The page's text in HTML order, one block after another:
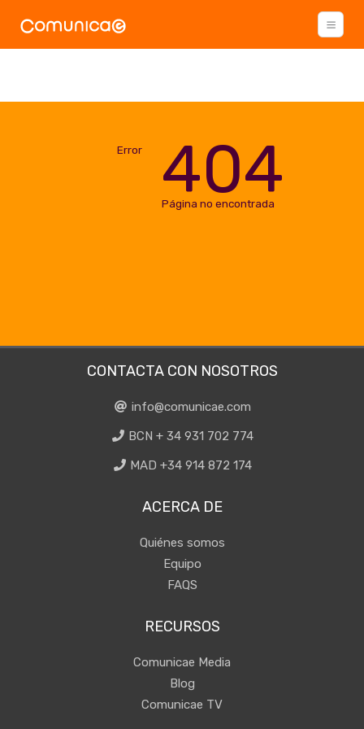
Error 404
Página no encontrada
CONTACTA CON NOSOTROS
info@comunicae.com
BCN + 34 931 702 774
MAD +34 914 872 174
ACERCA DE
Quiénes somos
Equipo
FAQS
RECURSOS
Comunicae Media
Blog
Comunicae TV